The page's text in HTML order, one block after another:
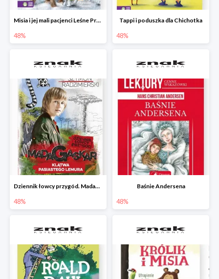
Misia i jej mali pacjenci Leśne Przytulisko
48%
Tappi i poduszka dla Chichotka
48%
Dziennik łowcy przygód. Madagaskar. Klątwa pasiastego lemura
48%
Baśnie Andersena
48%